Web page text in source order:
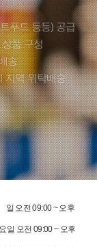
품 구성
송
지역 위탁배송
일 오전 09:00 ~ 오후
일 오전 09:00 ~ 오후